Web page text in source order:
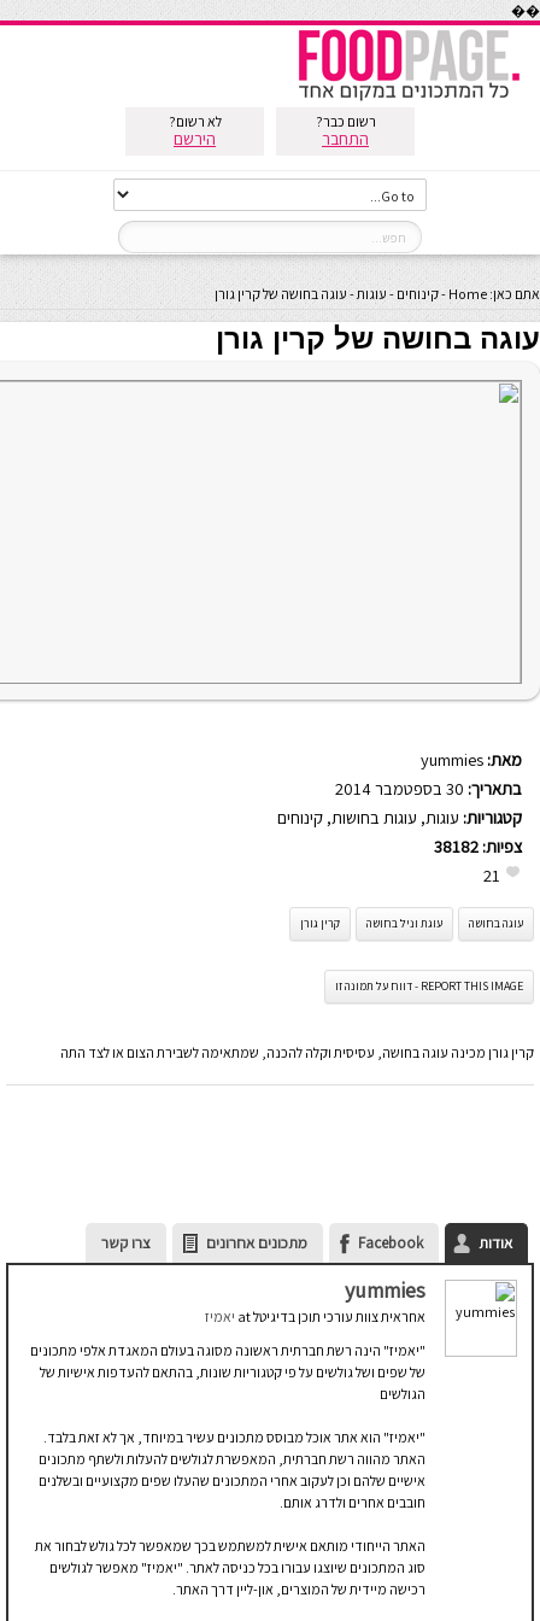
��
רשום כבר?
התחבר
לא רשום?
הירשם
אתם כאן: Home
-קינוחים - עוגות- עוגה בחושה של קרין גורן
עוגה בחושה של קרין גורן
מאת: yummies
בתאריך:
קטגוריות: עוגות, עוגות בחושות, קינוחים
צפיות: 38182
21
עוגה בחושה עוגת וניל בחושה קרין גורן
REPORT THIS IMAGE - דווח על תמונה זו
קרין גורן מכינה עוגה בחושה, עסיסית וקלה להכנה, שמתאימה לשבירת הצום או לצד התה
אודות Facebook מתכונים אחרונים צרו קשר
yummies
אחראית צוות עורכי תוכן בדיגיטל
יאמיז
"יאמיז" הינה רשת חברתית ראשונה מסוגה בעולם המאגדת אלפי מתכונים
של שפים ושל גולשים על פי קטגוריות שונות, בהתאם להעדפות אישיות של
הגולשים
"יאמיז" הוא אתר אוכל מבוסס מתכונים עשיר במיוחד, אך לא זאת בלבד.
האתר מהווה רשת חברתית, המאפשרת לגולשים להעלות ולשתף מתכונים
אישיים שלהם וכן לעקוב אחרי המתכונים שהעלו שפים מקצועיים ובשלנים
חובבים אחרים ולדרג אותם.
האתר הייחודי מותאם אישית למשתמש בכך שמאפשר לכל גולש לבחור את
סוג המתכונים שיוצגו עבורו בכל כניסה לאתר. "יאמיז" מאפשר לגולשים
רכישה מיידית של המוצרים, און-ליין דרך האתר.